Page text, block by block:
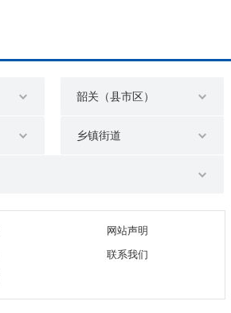
韶关（县市区）
乡镇街道
网站声明
联系我们